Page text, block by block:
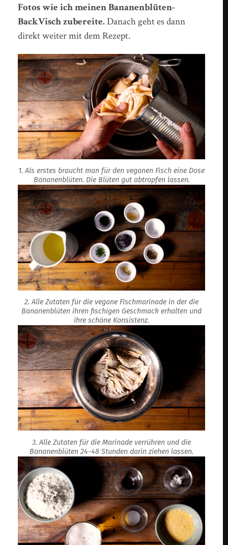
Fotos wie ich meinen Bananenblüten-
BackVisch zubereite.Danach geht es dann
direkt weiter mit dem Rezept.
1. Als erstes braucht man für den veganen Fisch eine Dose
Bananenblüten. Die Blüten gut abtropfen lassen.
2. Alle Zutaten für die vegane Fischmarinade in der die
Bananenblüten ihren fischigen Geschmack erhalten und
ihre schöne Konsistenz.
3. Alle Zutaten für die Marinade verrühren und die
Bananenblüten 24-48 Stunden darin ziehen lassen.